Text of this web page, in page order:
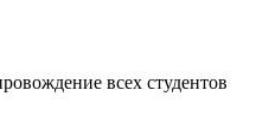
всех студентов